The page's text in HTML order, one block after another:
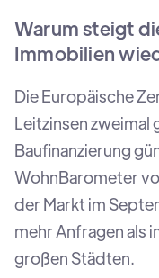
Warum steigt
Immobilien
Die Europäische
Leitzinsen
Baufinanzierung
WohnBarometer
der Markt im
mehr Anfragen als
großen Städten.